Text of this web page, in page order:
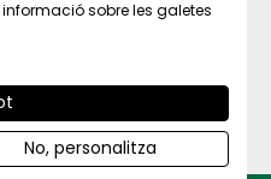
informació sobre les galetes
No, personalitza